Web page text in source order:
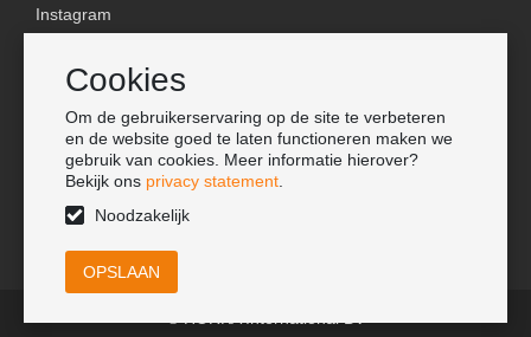
Cookies
Om de gebruikerservaring op de site te verbeteren
en de website goed te laten functioneren maken we
gebruik van cookies. Meer informatie hierover?
Bekijk ons privacy statement
Noodzakelijk
Instagram
TikTok
Tools
Lookbook
Nieuwe klant